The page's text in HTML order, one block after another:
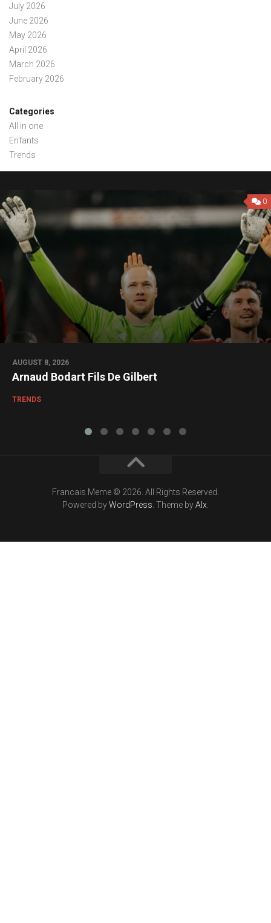
July 2026
June 2026
May 2026
April 2026
March 2026
February 2026
Categories
All in one
Enfants
Trends
0
AUGUST 8, 2026
Arnaud Bodart Fils De Gilbert
TRENDS
Francais Meme © 2026. All Rights Reserved.
Powered byWordPress . Theme byAlx